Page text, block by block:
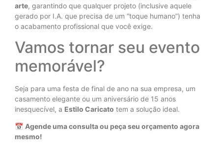
arte, garantindo que qualquer projeto (inclusive aquele
gerado por I.A. que precisa de um “toque humano”) tenha
o acabamento profissional que você exige.
Vamos tornar seu evento
memorável?
Seja para uma festa de final de ano na sua empresa, um
casamento elegante ou um aniversário de 15 anos
inesquecível, a Estilo Caricato tem a solução ideal.
📅 Agende uma consulta ou peça seu orçamento agora
mesmo!